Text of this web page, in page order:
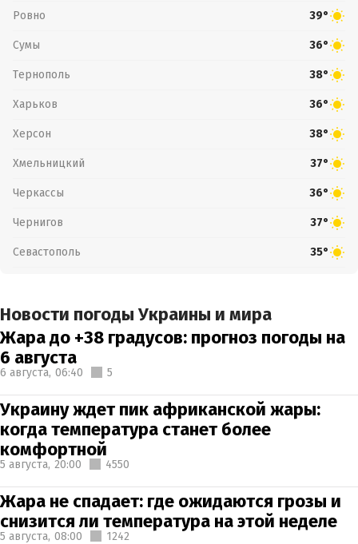
Ровно 39°
Сумы 36°
Тернополь 38°
Харьков 36°
Херсон 38°
Хмельницкий 37°
Черкассы 36°
Чернигов 37°
Севастополь 35°
Новости погоды Украины и мира
Жара до +38 градусов: прогноз погоды на
6 августа
6 августа, 06:40 5
Украину ждет пик африканской жары:
когда температура станет более
комфортной
5 августа, 20:00 4550
Жара не спадает: где ожидаются грозы и
снизится ли температура на этой неделе
5 августа, 08:00 1242